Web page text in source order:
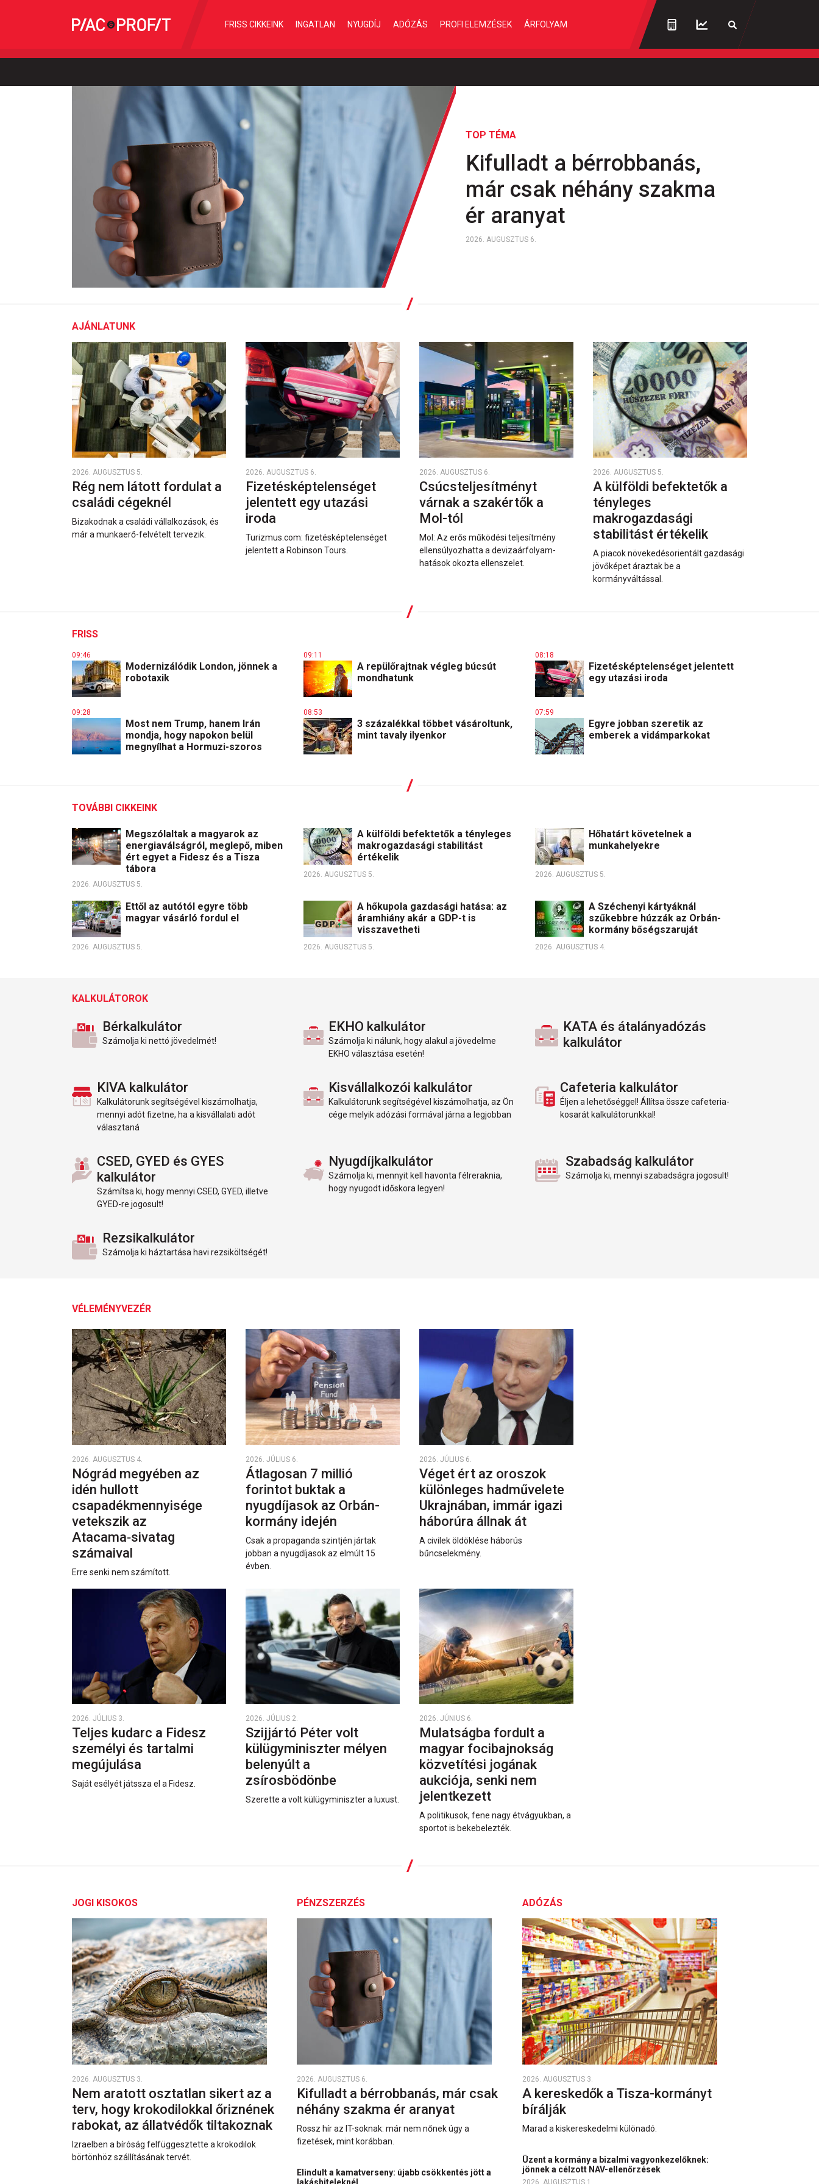
FRISS CIKKEINK INGATLAN NYUGDÍJ ADÓZÁS PROFI ELEMZÉSEK ÁRFOLYAM
TOP TÉMA
Kifulladt a bérrobbanás,
már csak néhány szakma
ér aranyat
2026. AUGUSZTUS 6.
AJÁNLATUNK
2026. AUGUSZTUS 5.
Rég nem látott fordulat a
családi cégeknél
Bizakodnak a családi vállalkozások, és
már a munkaerő-felvételt tervezik.
2026. AUGUSZTUS 6.
Fizetésképtelenséget
jelentett egy utazási
iroda
Turizmus.com: fizetésképtelenséget
jelentett a Robinson Tours.
2026. AUGUSZTUS 6.
Csúcsteljesítményt
várnak a szakértők a
Mol-tól
Mol: Az erős működési teljesítmény
ellensúlyozhatta a devizaárfolyam-
hatások okozta ellenszelet.
2026. AUGUSZTUS 5.
A külföldi befektetők a
tényleges
makrogazdasági
stabilitást értékelik
A piacok növekedésorientált gazdasági
jövőképet áraztak be a
kormányváltással.
FRISS
09:46
Modernizálódik London, jönnek a
robotaxik
09:28
Most nem Trump, hanem Irán
mondja, hogy napokon belül
megnyílhat a Hormuzi-szoros
09:11
A repülőrajtnak végleg búcsút
mondhatunk
08:53
3 százalékkal többet vásároltunk,
mint tavaly ilyenkor
08:18
Fizetésképtelenséget jelentett
egy utazási iroda
07:59
Egyre jobban szeretik az
emberek a vidámparkokat
TOVÁBBI CIKKEINK
Megszólaltak a magyarok az
energiaválságról, meglepő, miben
ért egyet a Fidesz és a Tisza
tábora
2026. AUGUSZTUS 5.
A külföldi befektetők a tényleges
makrogazdasági stabilitást
értékelik
2026. AUGUSZTUS 5.
Hőhatárt követelnek a
munkahelyekre
2026. AUGUSZTUS 5.
Ettől az autótól egyre több
magyar vásárló fordul el
2026. AUGUSZTUS 5.
A hőkupola gazdasági hatása: az
áramhiány akár a GDP-t is
visszavetheti
2026. AUGUSZTUS 5.
A Széchenyi kártyáknál
szűkebbre húzzák az Orbán-
kormány bőségszaruját
2026. AUGUSZTUS 4.
KALKULÁTOROK
Bérkalkulátor
Számolja ki nettó jövedelmét!
EKHO kalkulátor
Számolja ki nálunk, hogy alakul a jövedelme
EKHO választása esetén!
KATA és átalányadózás
kalkulátor
KIVA kalkulátor
Kalkulátorunk segítségével kiszámolhatja,
mennyi adót fizetne, ha a kisvállalati adót
választaná
Kisvállalkozói kalkulátor
Kalkulátorunk segítségével kiszámolhatja, az Ön
cége melyik adózási formával járna a legjobban
Cafeteria kalkulátor
Éljen a lehetőséggel! Állítsa össze cafeteria-
kosarát kalkulátorunkkal!
CSED, GYED és GYES
kalkulátor
Számítsa ki, hogy mennyi CSED, GYED, illetve
GYED-re jogosult!
Nyugdíjkalkulátor
Számolja ki, mennyit kell havonta félreraknia,
hogy nyugodt időskora legyen!
Szabadság kalkulátor
Számolja ki, mennyi szabadságra jogosult!
Rezsikalkulátor
Számolja ki háztartása havi rezsiköltségét!
VÉLEMÉNYVEZÉR
2026. AUGUSZTUS 4.
Nógrád megyében az
idén hullott
csapadékmennyisége
vetekszik az
Atacama‑sivatag
számaival
Erre senki nem számított.
2026. JÚLIUS 6.
Átlagosan 7 millió
forintot buktak a
nyugdíjasok az Orbán-
kormány idején
Csak a propaganda szintjén jártak
jobban a nyugdíjasok az elmúlt 15
évben.
2026. JÚLIUS 6.
Véget ért az oroszok
különleges hadművelete
Ukrajnában, immár igazi
háborúra állnak át
A civilek öldöklése háborús
bűncselekmény.
2026. JÚLIUS 3.
Teljes kudarc a Fidesz
személyi és tartalmi
megújulása
Saját esélyét játssza el a Fidesz.
2026. JÚLIUS 2.
Szijjártó Péter volt
külügyminiszter mélyen
belenyúlt a
zsírosbödönbe
Szerette a volt külügyminiszter a luxust.
2026. JÚNIUS 6.
Mulatságba fordult a
magyar focibajnokság
közvetítési jogának
aukciója, senki nem
jelentkezett
A politikusok, fene nagy étvágyukban, a
sportot is bekebelezték.
JOGI KISOKOS
2026. AUGUSZTUS 3.
Nem aratott osztatlan sikert az a
terv, hogy krokodilokkal őriznének
rabokat, az állatvédők tiltakoznak
Izraelben a bíróság felfüggesztette a krokodilok
börtönhöz szállításának tervét.
PÉNZSZERZÉS
2026. AUGUSZTUS 6.
Kifulladt a bérrobbanás, már csak
néhány szakma ér aranyat
Rossz hír az IT-soknak: már nem nőnek úgy a
fizetések, mint korábban.
Elindult a kamatverseny: újabb csökkentés jött a
ADÓZÁS
2026. AUGUSZTUS 3.
A kereskedők a Tisza-kormányt
bírálják
Marad a kiskereskedelmi különadó.
Üzent a kormány a bizalmi vagyonkezelőknek:
jönnek a célzott NAV-ellenőrzések